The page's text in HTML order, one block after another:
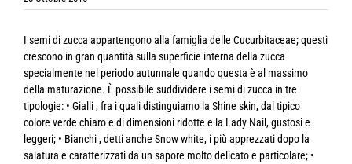
I semi di zucca appartengono alla famiglia delle Cucurbitaceae; questi
crescono in gran quantità sulla superficie interna della zucca
specialmente nel periodo autunnale quando questa è al massimo
della maturazione. È possibile suddividere i semi di zucca in tre
tipologie: • Gialli , fra i quali distinguiamo la Shine skin, dal tipico
colore verde chiaro e di dimensioni ridotte e la Lady Nail, gustosi e
leggeri; • Bianchi , detti anche Snow white, i più apprezzati dopo la
salatura e caratterizzati da un sapore molto delicato e particolare; •